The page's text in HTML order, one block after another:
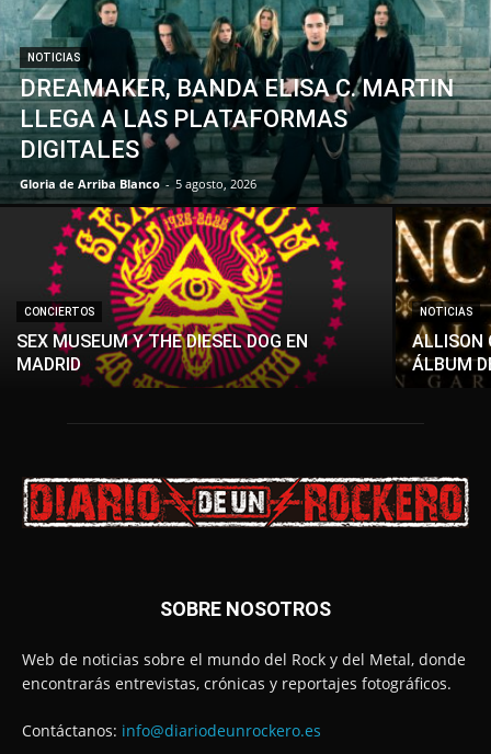
NOTICIAS
DREAMAKER, BANDA ELISA C. MARTIN
LLEGA A LAS PLATAFORMAS
DIGITALES
Gloria de Arriba Blanco - 5 agosto, 2026
CONCIERTOS
SEX MUSEUM Y THE DIESEL DOG EN
MADRID
NOTICIAS
ALLISON
ÁLBUM
SOBRE NOSOTROS
Web de noticias sobre el mundo del Rock y del Metal, donde
encontrarás entrevistas, crónicas y reportajes fotográficos.
Contáctanos: info@diariodeunrockero.es